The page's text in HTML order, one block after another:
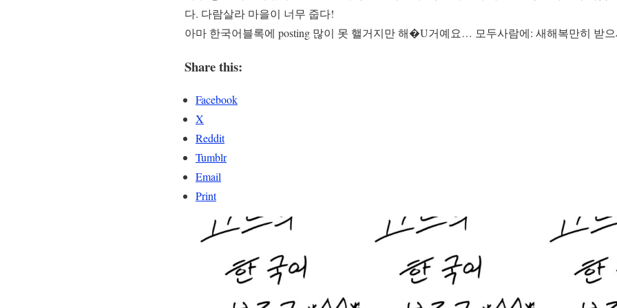
다. 다람살라 마을이 너무 줍다!
아마 한국어블록에 posting 많이 못 핼거지만 해�U거예요… 모두사람에: 새해복만히 받
Share this:
Facebook
X
Reddit
Tumblr
Email
Print